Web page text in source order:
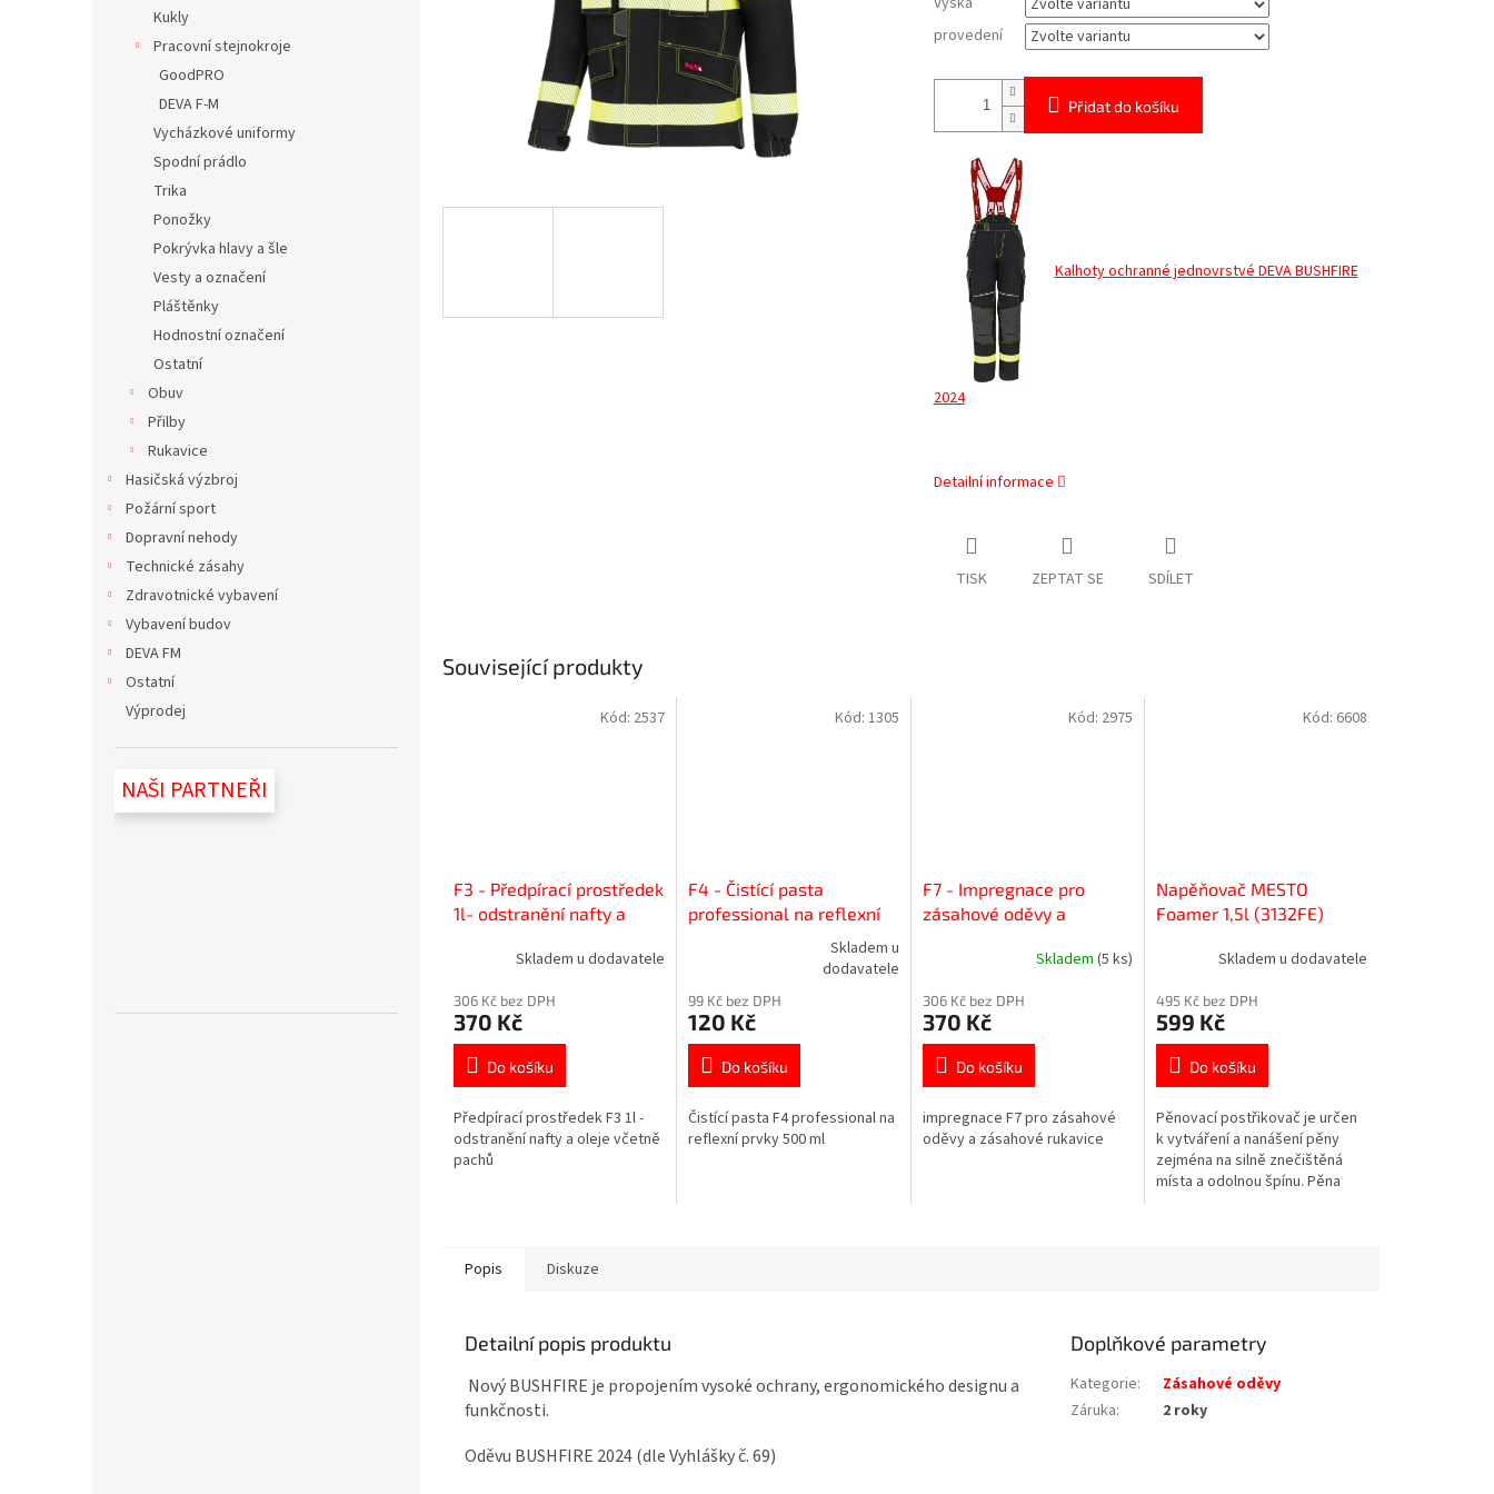
Kukly
Pracovní stejnokroje
GoodPRO
DEVA F-M
Vycházkové uniformy
Spodní prádlo
Trika
Ponožky
Pokrývka hlavy a šle
Vesty a označení
Pláštěnky
Hodnostní označení
Ostatní
Obuv
Přilby
Rukavice
Hasičská výzbroj
Požární sport
Dopravní nehody
Technické zásahy
Zdravotnické vybavení
Vybavení budov
DEVA FM
Ostatní
Výprodej
NAŠI PARTNEŘI
provedení
Přidat do košíku
Kalhoty ochranné jednovrstvé DEVA BUSHFIRE
2024
Detailní informace
TISK ZEPTAT SE SDÍLET
Související produkty
F3 - Předpírací prostředek
1l- odstranění nafty a
Skladem u dodavatele
306 Kč bez DPH
370 Kč
Do košíku
Předpírací prostředek F3 1l -
odstranění nafty a oleje včetně
pachů
Kód: 2537
F4 - Čistící pasta
professional na reflexní
produktu
je
5,0
5
hvězdiček.
Skladem u
dodavatele
99 Kč bez DPH
120 Kč
Do košíku
Čistící pasta F4 professional na
reflexní prvky 500 ml
Kód: 1305
F7 - Impregnace pro
zásahové oděvy a
produktu
je
5,0
5
hvězdiček.
Skladem(5 ks)
306 Kč bez DPH
370 Kč
Do košíku
impregnace F7 pro zásahové
oděvy a zásahové rukavice
Kód: 2975
Napěňovač MESTO
Foamer 1,5l (3132FE)
Skladem u dodavatele
495 Kč bez DPH
599 Kč
Do košíku
Pěnovací postřikovač je určen
k vytváření a nanášení pěny
zejména na silně znečištěná
místa a odolnou špínu. Pěna
Kód: 6608
Popis Diskuze
Detailní popis produktu
Nový BUSHFIRE je propojením vysoké ochrany, ergonomického designu a
funkčnosti.
Oděvu BUSHFIRE 2024 (dle Vyhlášky č. 69)
Doplňkové parametry
Kategorie:
Zásahové oděvy
Záruka: 2 roky